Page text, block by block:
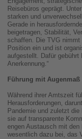
Reisebüros geprägt.
starken und
Gerade in
beigetragen, Stabilität,
schaffen. Die TVG nimmt
Position ein und ist
aufgestellt. Dafür
Anerkennung.“
Führung mit
Während ihrer Amtszeit
Herausforderungen,
Pandemie und zuletzt
sie auf transparente
engen Austausch mit
wesentlich dazu bei, das